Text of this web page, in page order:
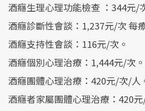
酒癮生理心理功能檢查 ：344元/
酒癮診斷性會談：1,237元/次 每
酒癮支持性會談：116元/次。
酒癮個別心理治療：1,444元/次。
酒癮團體心理治療：420元/次/人
酒癮者家屬團體心理治療：420